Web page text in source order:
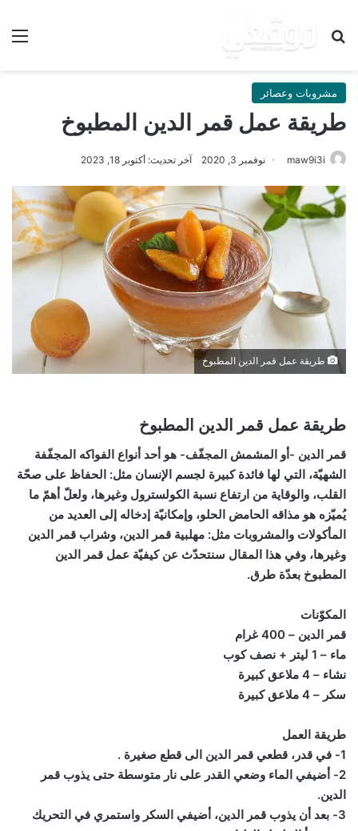
بحث عن
مشروبات وعصائر
طريقة عمل قمر الدين المطبوخ
maw9i3i نوفمبر 3, 2020 آخر تحديث: أكتوبر 18, 2023
طريقة عمل قمر الدين المطبوخ
طريقة عمل قمر الدين المطبوخ
قمر الدين -أو المشمش المجفّف- هو أحد أنواع الفواكه المجفّفة
الشهيّة، التي لها فائدة كبيرة لجسم الإنسان مثل: الحفاظ على صحّة
القلب، والوقاية من ارتفاع نسبة الكولسترول وغيرها، ولعلّ أهمّ ما
يُميّزه هو مذاقه الحامض الحلو، وإمكانيّة إدخاله إلى العديد من
المأكولات والمشروبات مثل: مهلبية قمر الدين، وشراب قمر الدين
وغيرها، وفي هذا المقال سنتحدّث عن كيفيّة عمل قمر الدين
المطبوخ بعدّة طرق.
المكوّنات
قمر الدين – 400 غرام
ماء – 1 ليتر + نصف كوب
نشاء – 4 ملاعق كبيرة
سكر – 4 ملاعق كبيرة
طريقة العمل
1- في قدر، قطعي قمر الدين الى قطع صغيرة .
2- أضيفي الماء وضعي القدر على نار متوسطة حتى يذوب قمر
الدين.
3- بعد أن يذوب قمر الدين، أضيفي السكر واستمري في التحريك